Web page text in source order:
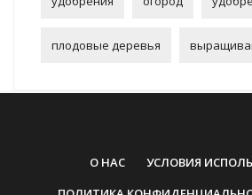
плодовые деревья
О НАС
УСЛОВИЯ